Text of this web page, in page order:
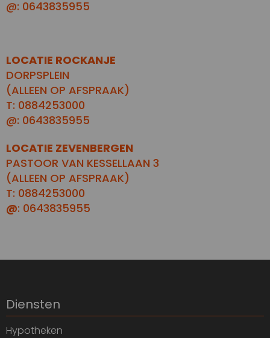
@: 0643835955
LOCATIE ROCKANJE
DORPSPLEIN
(ALLEEN OP AFSPRAAK)
T: 0884253000
@: 0643835955
LOCATIE ZEVENBERGEN
PASTOOR VAN KESSELLAAN 3
(ALLEEN OP AFSPRAAK)
T: 0884253000
@: 0643835955
Diensten
Hypotheken